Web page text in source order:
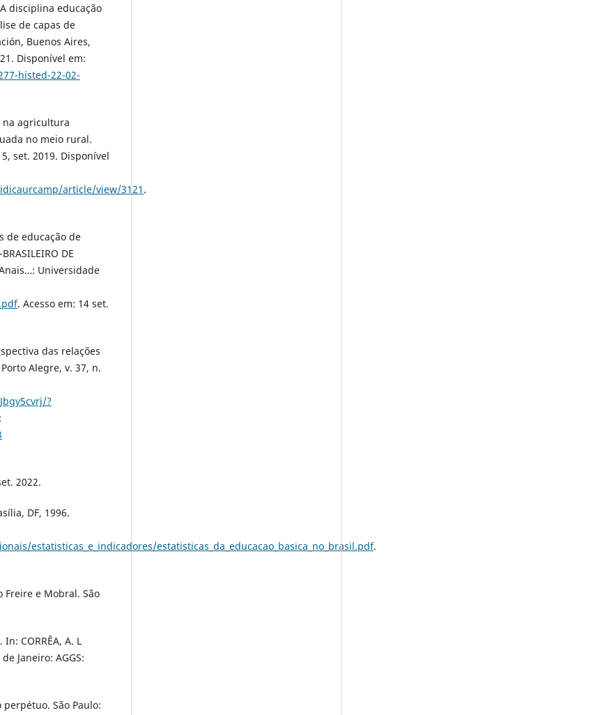
A disciplina educação
de capas de
Buenos Aires,
Disponível em:
histed-22-02-
na agricultura
no meio rural.
set. 2019. Disponível
article/view/3121 .
de educação de
DE
Anais…: Universidade
. Acesso em: 14 set.
das relações
Alegre, v. 37, n.
?
2022.
DF, 1996.
estatisticas_e_indicadores/estatisticas_da_educacao_basica_no_brasil.pdf.
Freire e Mobral. São
CORRÊA, A. L
Janeiro: AGGS:
perpétuo. São Paulo: